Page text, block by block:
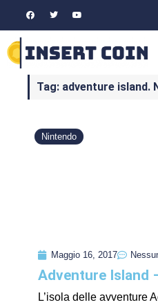
Tag: adventure island.
Nintendo
Maggio 16, 2017
Adventure Island
L’isola delle avventure